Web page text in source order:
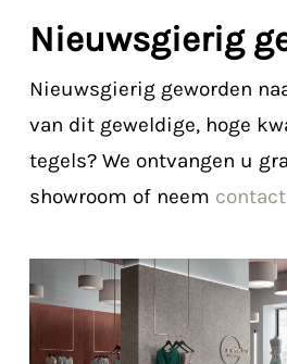
Nieuwsgierig
Nieuwsgierig geworden
van dit geweldige, hoge
tegels? We ontvangen u
showroom of neem contact